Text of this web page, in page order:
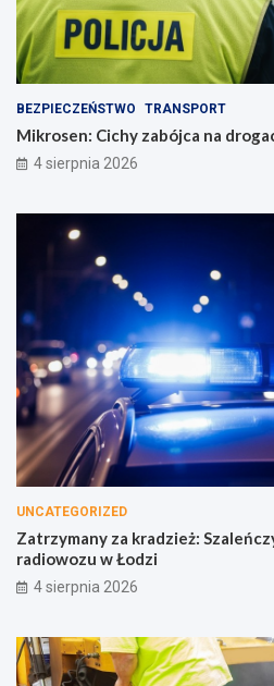
BEZPIECZEŃSTWO TRANSPORT
Mikrosen: Cichy zabójca na
4 sierpnia 2026
UNCATEGORIZED
Zatrzymany za kradzież:
radiowozu w Łodzi
4 sierpnia 2026